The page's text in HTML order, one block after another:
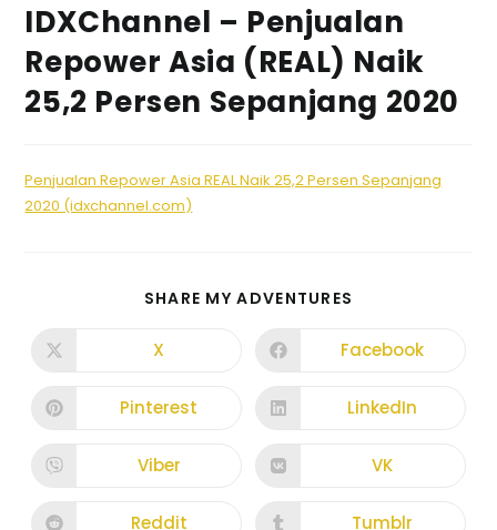
IDXChannel – Penjualan
Repower Asia (REAL) Naik
25,2 Persen Sepanjang 2020
Penjualan Repower Asia REAL Naik 25,2 Persen Sepanjang
2020 (idxchannel.com)
SHARE MY ADVENTURES
X Facebook
Pinterest LinkedIn
Viber VK
Reddit Tumblr